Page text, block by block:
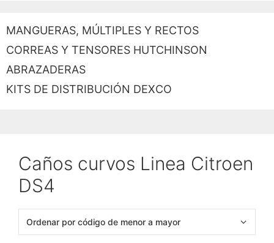
Caños curvos Linea Citroen
DS4
MANGUERAS, MÚLTIPLES Y RECTOS
CORREAS Y TENSORES HUTCHINSON
ABRAZADERAS
KITS DE DISTRIBUCIÓN DEXCO